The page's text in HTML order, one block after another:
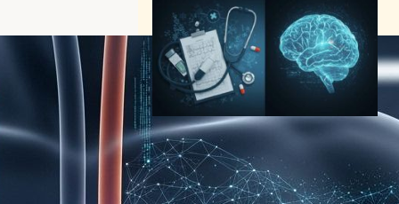
世界経済フォーラム発表：AI
診断システムが専門医の2倍
精度を実現、医療アクセス格
差解消への道筋